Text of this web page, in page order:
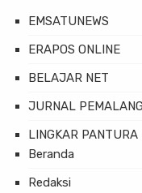
EMSATUNEWS
ERAPOS ONLINE
BELAJAR NET
JURNAL PEMALANG
LINGKAR PANTURA
Beranda
Redaksi